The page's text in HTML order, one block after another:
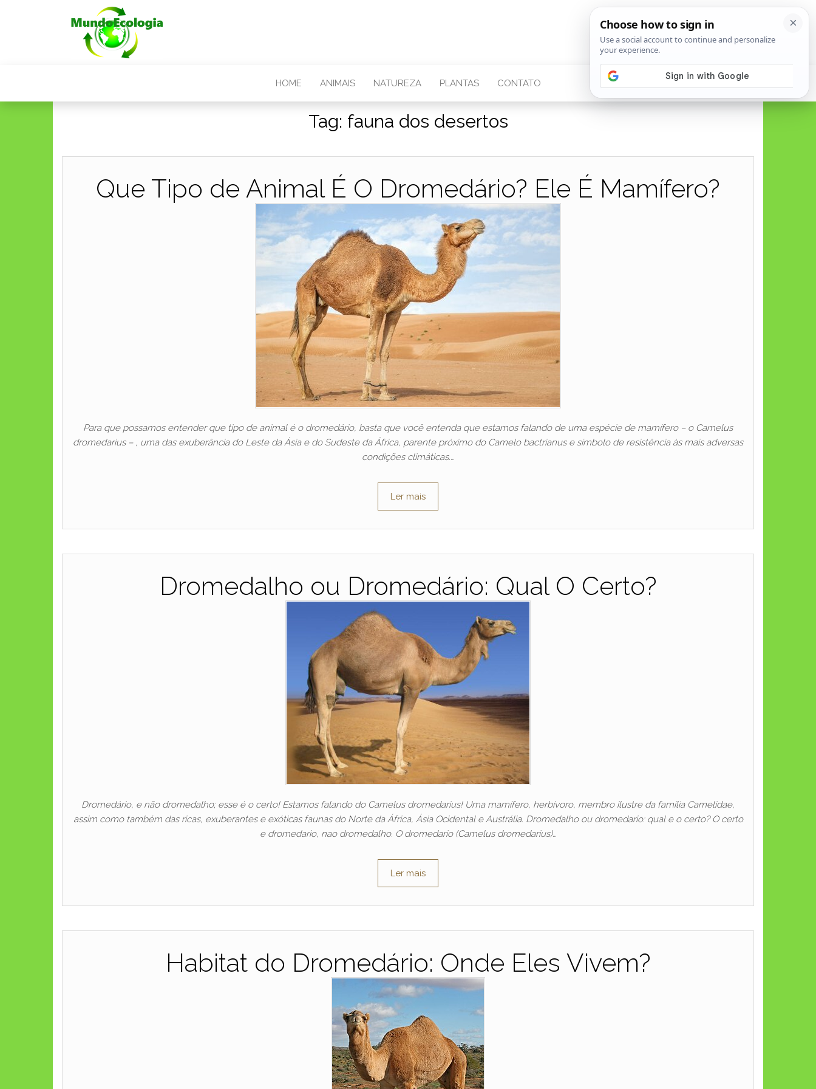
HOME ANIMAIS NATUREZA PLANTAS CONTATO
Tag: fauna dos desertos
Que Tipo de Animal É O Dromedário? Ele É Mamífero?
Para que possamos entender que tipo de animal é o dromedário, basta que você entenda que estamos falando de uma espécie de mamífero – o Camelus
dromedarius – , uma das exuberância do Leste da Ásia e do Sudeste da África, parente próximo do Camelo bactrianus e símbolo de resistência às mais adversas
condições climáticas.…
Ler mais
Dromedalho ou Dromedário: Qual O Certo?
Dromedário, e não dromedalho; esse é o certo! Estamos falando do Camelus dromedarius! Uma mamífero, herbívoro, membro ilustre da família Camelidae,
assim como também das ricas, exuberantes e exóticas faunas do Norte da África, Ásia Ocidental e Austrália. Dromedalho ou dromedario: qual e o certo? O certo
e dromedario, nao dromedalho. O dromedario (Camelus dromedarius)…
Ler mais
Habitat do Dromedário: Onde Eles Vivem?